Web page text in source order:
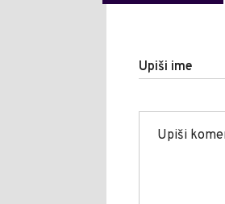
Upiši ime